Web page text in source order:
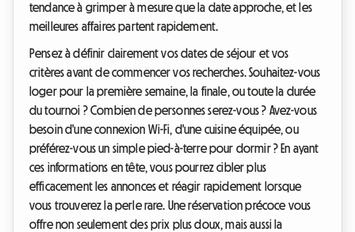
tendance à grimper à mesure que la date approche, et les
meilleures affaires partent rapidement.
Pensez à définir clairement vos dates de séjour et vos
critères avant de commencer vos recherches. Souhaitez-vous
loger pour la première semaine, la finale, ou toute la durée
du tournoi ? Combien de personnes serez-vous ? Avez-vous
besoin d'une connexion Wi-Fi, d'une cuisine équipée, ou
préférez-vous un simple pied-à-terre pour dormir ? En ayant
ces informations en tête, vous pourrez cibler plus
efficacement les annonces et réagir rapidement lorsque
vous trouverez la perle rare. Une réservation précoce vous
offre non seulement des prix plus doux, mais aussi la